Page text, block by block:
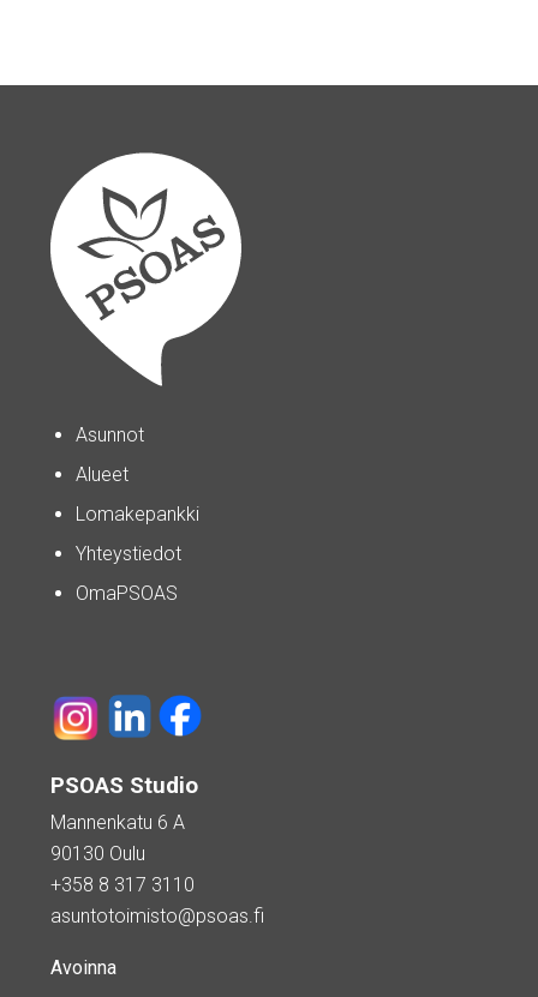
Asunnot
Alueet
Lomakepankki
Yhteystiedot
OmaPSOAS
PSOAS Studio
Mannenkatu 6 A
90130 Oulu
+358 8 317 3110
asuntotoimisto@psoas.fi
Avoinna